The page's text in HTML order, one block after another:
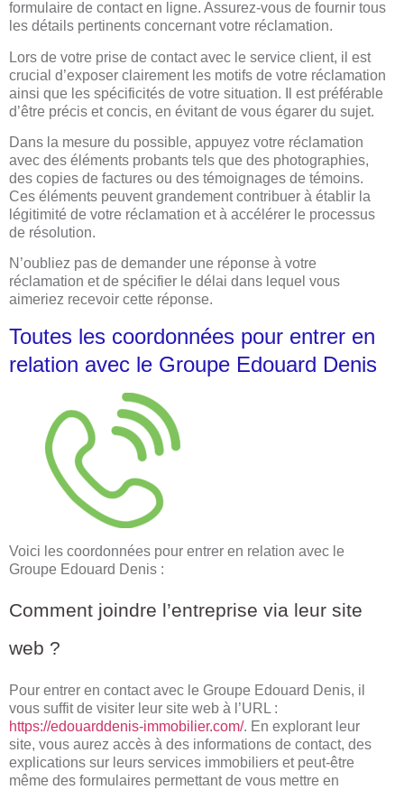
formulaire de contact en ligne. Assurez-vous de fournir tous
les détails pertinents concernant votre réclamation.
Lors de votre prise de contact avec le service client, il est
crucial d’exposer clairement les motifs de votre réclamation
ainsi que les spécificités de votre situation. Il est préférable
d’être précis et concis, en évitant de vous égarer du sujet.
Dans la mesure du possible, appuyez votre réclamation
avec des éléments probants tels que des photographies,
des copies de factures ou des témoignages de témoins.
Ces éléments peuvent grandement contribuer à établir la
légitimité de votre réclamation et à accélérer le processus
de résolution.
N’oubliez pas de demander une réponse à votre
réclamation et de spécifier le délai dans lequel vous
aimeriez recevoir cette réponse.
Toutes les coordonnées pour entrer en
relation avec le Groupe Edouard Denis
Voici les coordonnées pour entrer en relation avec le
Groupe Edouard Denis :
Comment joindre l’entreprise via leur site
web ?
Pour entrer en contact avec le Groupe Edouard Denis, il
vous suffit de visiter leur site web à l’URL :
https://edouarddenis-immobilier.com/. En explorant leur
site, vous aurez accès à des informations de contact, des
explications sur leurs services immobiliers et peut-être
même des formulaires permettant de vous mettre en